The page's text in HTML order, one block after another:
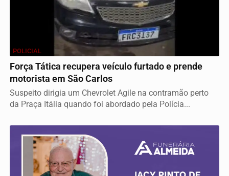
POLICIAL
Força Tática recupera veículo furtado e prende
motorista em São Carlos
Suspeito dirigia um Chevrolet Agile na contramão perto
da Praça Itália quando foi abordado pela Polícia...